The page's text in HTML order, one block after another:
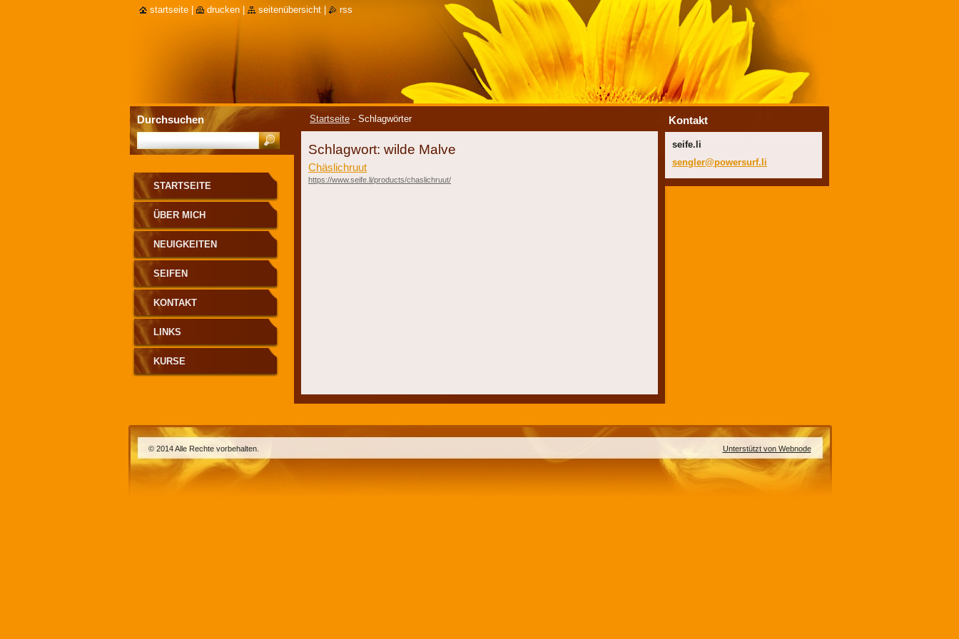
Startseite - Schlagwörter
Schlagwort: wilde Malve
Chäslichruut
https://www.seife.li/products/chaslichruut/
STARTSEITE
ÜBER MICH
NEUIGKEITEN
SEIFEN
KONTAKT
LINKS
KURSE
Kontakt
seife.li
sengler@powersurf.li
Durchsuchen
startseite drucken seitenübersicht rss
© 2014 Alle Rechte vorbehalten. Unterstützt von Webnode